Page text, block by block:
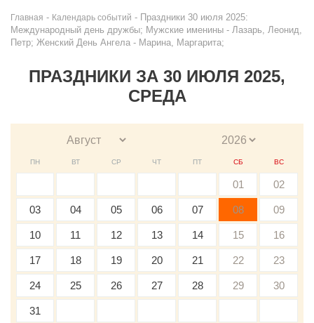
Главная - Календарь событий - Праздники 30 июля 2025:
Международный день дружбы; Мужские именины - Лазарь, Леонид,
Петр; Женский День Ангела - Марина, Маргарита;
ПРАЗДНИКИ ЗА 30 ИЮЛЯ 2025,
СРЕДА
ПН ВТ СР ЧТ ПТ СБ ВС
01 02
03 04 05 06 07 08 09
10 11 12 13 14 15 16
17 18 19 20 21 22 23
24 25 26 27 28 29 30
31